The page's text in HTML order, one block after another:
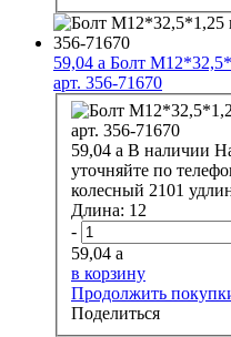
59,04 a Болт
арт. 356-71670
59,04 a В наличии
уточняйте по
Длина: 12
-
59,04 a
в корзину
Продолжить
Поделиться